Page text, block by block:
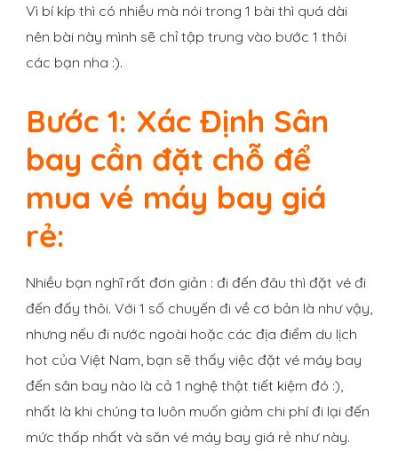
Vì bí kíp thì có nhiều mà nói trong 1 bài thì quá dài
nên bài này mình sẽ chỉ tập trung vào bước 1 thôi
các bạn nha :).
Bước 1: Xác Định Sân
bay cần đặt chỗ để
mua vé máy bay giá
rẻ:
Nhiều bạn nghĩ rất đơn giản : đi đến đâu thì đặt vé đi
đến đấy thôi. Với 1 số chuyến đi về cơ bản là như vậy,
nhưng nếu đi nước ngoài hoặc các địa điểm du lịch
hot của Việt Nam, bạn sẽ thấy việc đặt vé máy bay
đến sân bay nào là cả 1 nghệ thật tiết kiệm đó :),
nhất là khi chúng ta luôn muốn giảm chi phí đi lại đến
mức thấp nhất và săn vé máy bay giá rẻ như này.